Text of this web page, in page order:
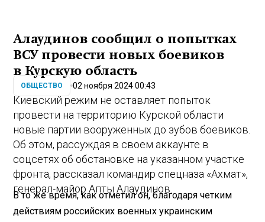
Алаудинов сообщил о попытках
ВСУ провести новых боевиков
в Курскую область
ОБЩЕСТВО 02 ноября 2024 00:43
Киевский режим не оставляет попыток
провести на территорию Курской области
новые партии вооруженных до зубов боевиков.
Об этом, рассуждая в своем аккаунте в
соцсетях об обстановке на указанном участке
фронта, рассказал командир спецназа «Ахмат»,
генерал-майор Апты Алаудинов.
В то же время, как отметил он, благодаря четким
действиям российских военных украинским